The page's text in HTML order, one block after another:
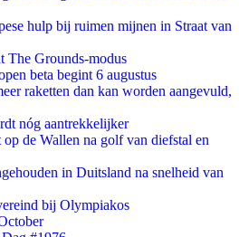
hulp bij ruimen mijnen in Straat van
The Grounds-modus
beta begint 6 augustus
raketten dan kan worden aangevuld,
nóg aantrekkelijker
de Wallen na golf van diefstal en
in Duitsland na snelheid van
bij Olympiakos